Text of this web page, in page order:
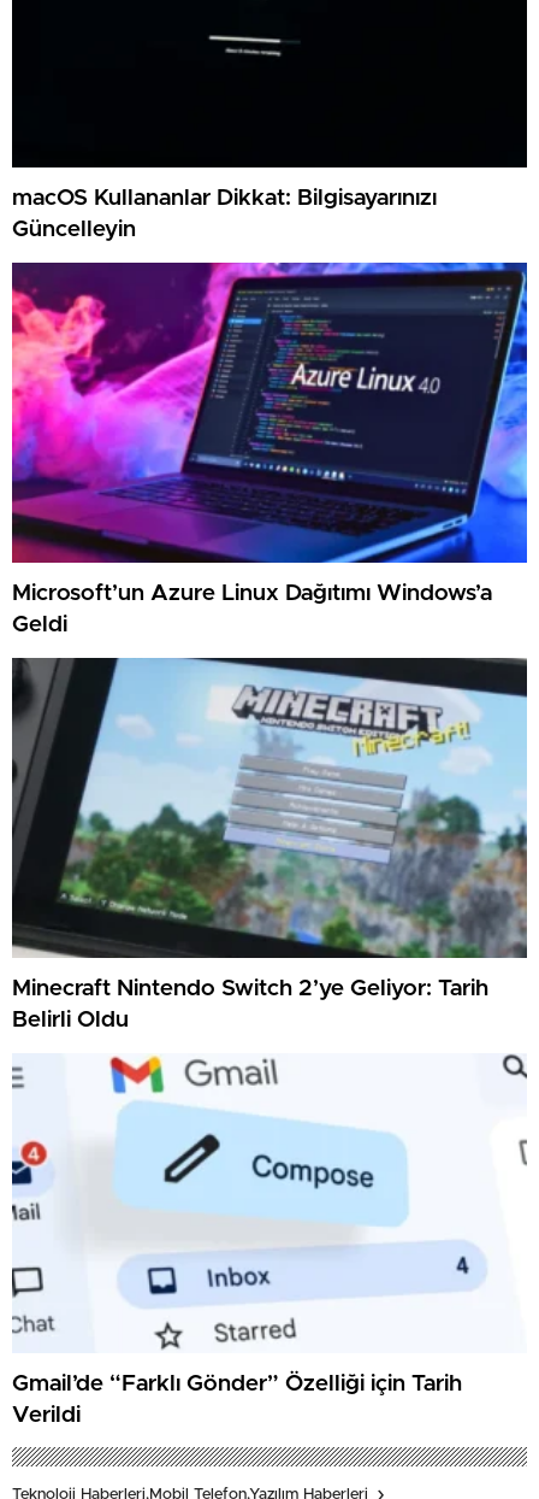
macOS Kullananlar Dikkat: Bilgisayarınızı
Güncelleyin
Microsoft’un Azure Linux Dağıtımı Windows’a
Geldi
Minecraft Nintendo Switch 2’ye Geliyor: Tarih
Belirli Oldu
Gmail’de “Farklı Gönder” Özelliği için Tarih
Verildi
Teknoloji Haberleri,Mobil Telefon,Yazılım Haberleri